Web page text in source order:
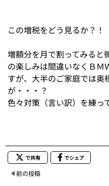
この増税をどう見るか？！
増額分を月で割ってみると
の楽しみは間違いなくＢＭ
すが、大半のご家庭では奥
が・・・？
色々対策（言い訳）を練っ
で共有 でシェア
前の投稿